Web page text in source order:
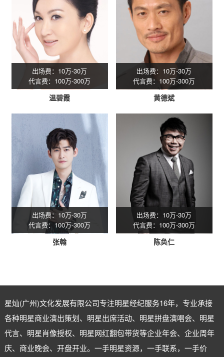
出场费：10万-30万
代言费：100万-300万
温碧霞
出场费：10万-30万
代言费：100万-300万
黄德斌
出场费：10万-30万
代言费：100万-300万
张翰
出场费：10万-30万
代言费：100万-300万
陈奂仁
星灿(广州)文化发展有限公司专注明星经纪服务16年，专业承接
各种明星商业演出策划、明星出席活动、明星拼盘演唱会、明星
代言、明星肖像授权、明星网红翻包带货等企业年会、企业周年
庆、商业晚会、开盘开业。一手明星资源，一手联系，一手价